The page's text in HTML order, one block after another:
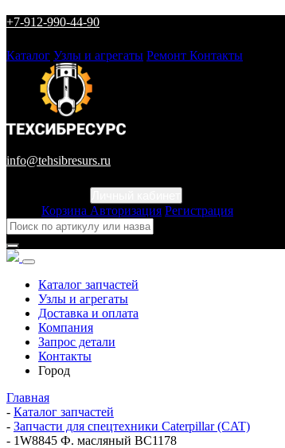
+7-912-990-44-90
Каталог Узлы и агрегаты Ремонт Контакты
info@tehsibresurs.ru
Корзина Авторизация Регистрация
Каталог запчастей
Узлы и агрегаты
Доставка и оплата
Компания
Запрос детали
Контакты
Город
Главная
- Каталог запчастей
- Запчасти для спецтехники Caterpillar (CAT)
- 1W8845 Ф. масляный BC1178